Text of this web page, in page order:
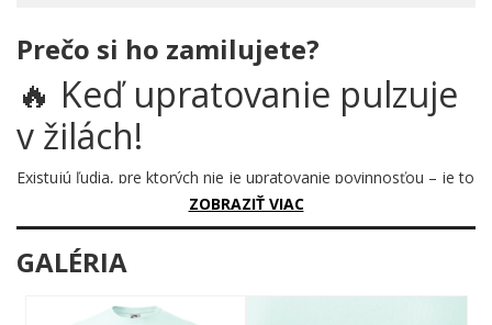
Prečo si ho zamilujete?
🔥 Keď upratovanie pulzuje
v žilách!
Existujú ľudia, pre ktorých nie je upratovanie povinnosťou – je to
vášeň, rytmus, takmer životná filozofia. Ich srdce bije inak. Bije v
takte metly a lopatky. A práve pre nich vznikol tento motív, ktorý
to hovorí nahlas a bez výhovoriek.
Prečo je tento motív úžasný?
ZOBRAZIŤ VIAC
GALÉRIA